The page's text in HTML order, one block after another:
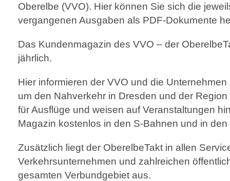
Oberelbe (VVO). Hier können Sie sich die
vergangenen Ausgaben als PDF-Dokumente
Das Kundenmagazin des VVO – der
jährlich.
Hier informieren der VVO und die
um den Nahverkehr in Dresden und der
für Ausflüge und weisen auf Veranstaltungen
Magazin kostenlos in den S-Bahnen und in
Zusätzlich liegt der OberelbeTakt in allen
Verkehrsunternehmen und zahlreichen
gesamten Verbundgebiet aus.